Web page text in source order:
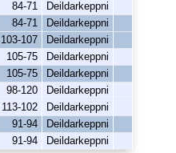
84-71
Deildarkeppni
84-71
Deildarkeppni
103-107
Deildarkeppni
105-75
Deildarkeppni
105-75
Deildarkeppni
98-120
Deildarkeppni
113-102
Deildarkeppni
91-94
Deildarkeppni
91-94 Deildarkeppni